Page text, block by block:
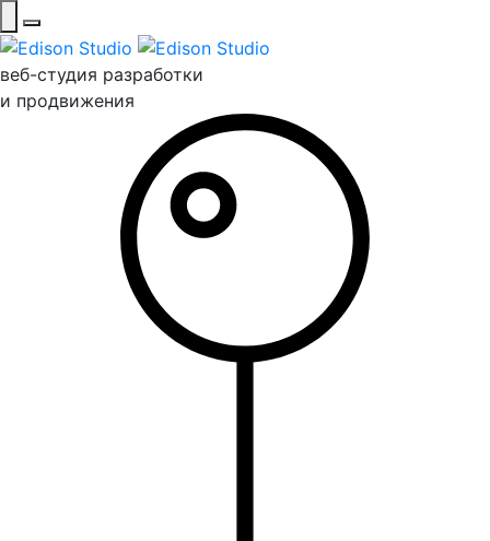
веб-студия разработки
и продвижения